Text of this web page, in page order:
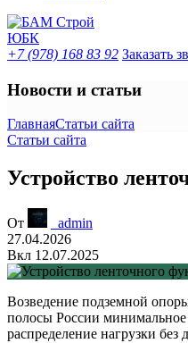
+7 (978) 168 83 92 Заказать
Новости и статьи
ГлавнаяСтатьи сайта
Статьи сайта
Устройство
От
_admin
27.04.2026
Вкл 12.07.2025
Возведение подземной
полосы России минимальное
распределение нагрузки без